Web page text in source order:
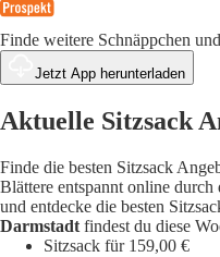
Finde weitere Schnäppchen
Jetzt App herunterladen
Aktuelle Sitzsack
Finde die besten Sitzsack
Blättere entspannt online durch
und entdecke die besten
Darmstadt findest du diese
Sitzsack für 159,00 €